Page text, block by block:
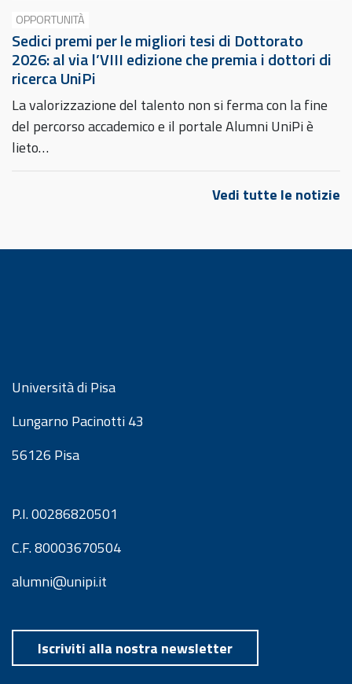
OPPORTUNITÀ
Sedici premi per le migliori tesi di Dottorato
2026: al via l’VIII edizione che premia i dottori di
ricerca UniPi
La valorizzazione del talento non si ferma con la fine
del percorso accademico e il portale Alumni UniPi è
lieto…
Vedi tutte le notizie
Università di Pisa
Lungarno Pacinotti 43
56126 Pisa
P.I. 00286820501
C.F. 80003670504
alumni@unipi.it
Iscriviti alla nostra newsletter